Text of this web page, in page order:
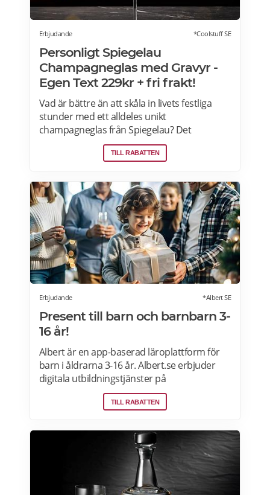
Erbjudande *Coolstuff SE
Personligt Spiegelau
Champagneglas med Gravyr -
Egen Text 229kr + fri frakt!
Vad är bättre än att skåla in livets festliga
stunder med ett alldeles unikt
champagneglas från Spiegelau? Det
champagneglas gör firandet personligt och
minnesvärt med sin vackra gravyr. Tillverkat
Spiegelau. Tål maskindisk. Med två textrader
på glaset har du gott om plats att leka med
orden. Varför inte gravera in ett skämtsamt
citat, datumet för den stora dagen eller
mottagarens namn i elegant stil?
TILL RABATTEN
Erbjudande *Albert SE
Present till barn och barnbarn 3-
16 år!
Albert är en app-baserad läroplattform för
barn i åldrarna 3-16 år. Albert.se erbjuder
digitala utbildningstjänster på
prenumerationsbasis i matematik, svenska,
engelska, programmering och geografi.
Erbjudandet gäller för nya medlemmar som
registrerar sig via Alberts hemsidan>>>
TILL RABATTEN